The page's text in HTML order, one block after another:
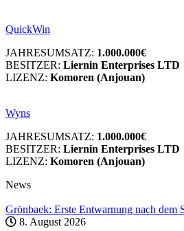
QuickWin
JAHRESUMSATZ: 1.000.000€
BESITZER: Liernin Enterprises LTD
LIZENZ: Komoren (Anjouan)
Wyns
JAHRESUMSATZ: 1.000.000€
BESITZER: Liernin Enterprises LTD
LIZENZ: Komoren (Anjouan)
News
Grönbaek: Erste Entwarnung nach dem
8. August 2026